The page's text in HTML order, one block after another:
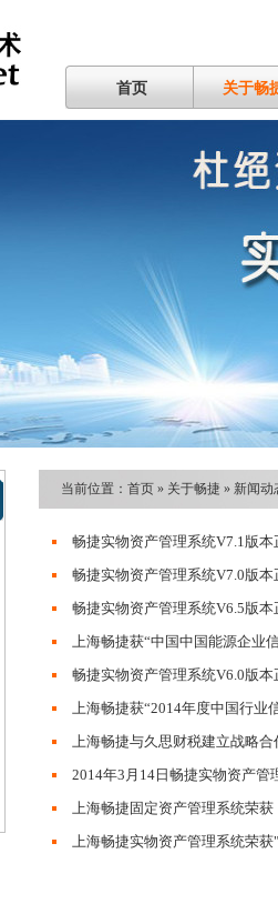
首页 关于畅
当前位置： 首页 » 关于畅捷 » 新闻动
畅捷实物资产管理系统V7.1版本
畅捷实物资产管理系统V7.0版本
畅捷实物资产管理系统V6.5版本
上海畅捷获“中国中国能源企业
畅捷实物资产管理系统V6.0版本
上海畅捷获“2014年度中国行业
上海畅捷与久思财税建立战
2014年3月14日畅捷实物资产管
上海畅捷固定资产管理系统荣
上海畅捷实物资产管理系统荣